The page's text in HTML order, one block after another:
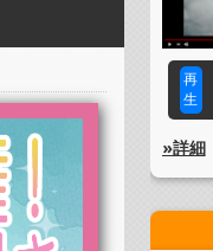
再
生
»詳細